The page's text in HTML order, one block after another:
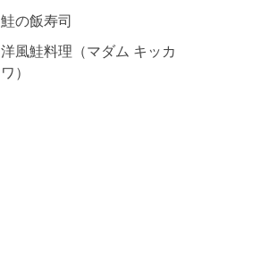
鮭の飯寿司
洋風鮭料理（マダム キッカ
ワ）